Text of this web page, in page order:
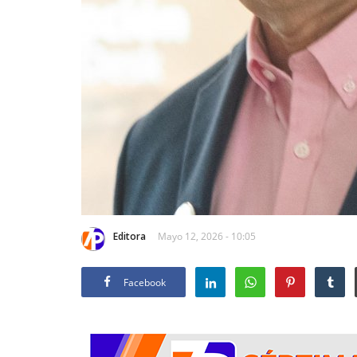
Editora Mayo 12, 2026 - 10:05
Facebook